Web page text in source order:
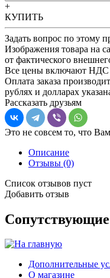
+
КУПИТЬ
Задать вопрос по этому
Изображения товара на
от фактического
Все цены включают НДС
Оплата заказа
рублях и долларах
Рассказать друзьям
Это не совсем то, что
Описание
Отзывы (0)
Список отзывов пуст
Добавить отзыв
Дополнительные
О магазине